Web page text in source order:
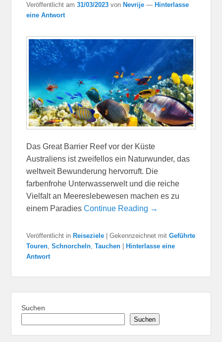
Veröffentlicht am31/03/2023 von Nevrije — Hinterlasse
eine Antwort
Das Great Barrier Reef vor der Küste
Australiens ist zweifellos ein Naturwunder, das
weltweit Bewunderung hervorruft. Die
farbenfrohe Unterwasserwelt und die reiche
Vielfalt an Meereslebewesen machen es zu
einem ParadiesContinue Reading →
Veröffentlicht in Reiseziele |Gekennzeichnet mit Geführte
Touren,Schnorcheln,Tauchen
Hinterlasse eine
Antwort
Suchen
Suchen